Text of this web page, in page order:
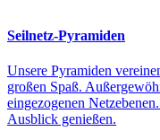
Seilnetz-Pyramiden
Unsere Pyramiden
großen Spaß.
eingezogenen
Ausblick genießen.